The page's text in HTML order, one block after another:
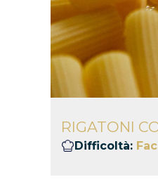
RIGATONI
Difficoltà: